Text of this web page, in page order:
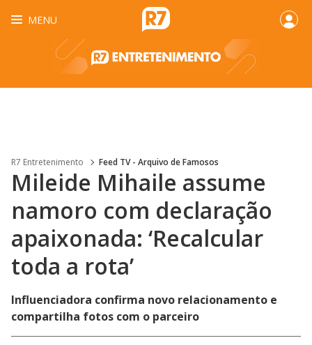
MENU
R7 Entretenimento Feed TV - Arquivo de Famosos
Mileide Mihaile assume
namoro com declaração
apaixonada: ‘Recalcular
toda a rota’
Influenciadora confirma novo relacionamento e
compartilha fotos com o parceiro